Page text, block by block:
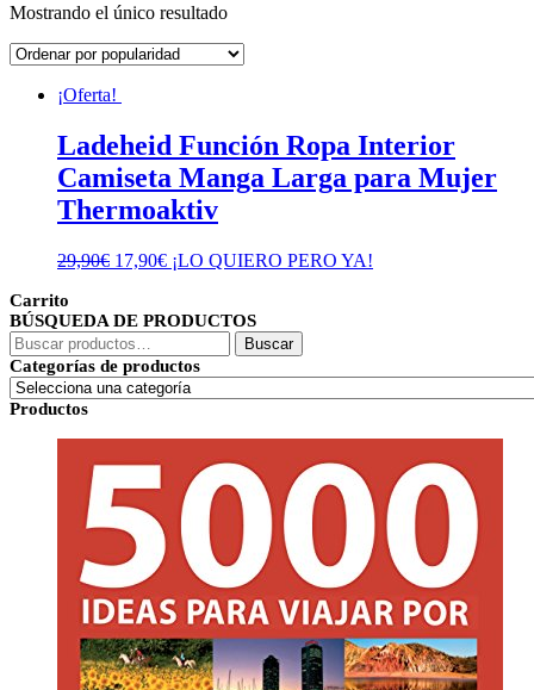
Mostrando el único resultado
¡Oferta!
Ladeheid Función Ropa Interior
Camiseta Manga Larga para Mujer
Thermoaktiv
29,90€ El
era:
29,90€.
17,90€El
es:
¡LO QUIERO PERO YA!
Carrito
BÚSQUEDA DE PRODUCTOS
Buscar
por:
Buscar
Categorías de productos
Productos